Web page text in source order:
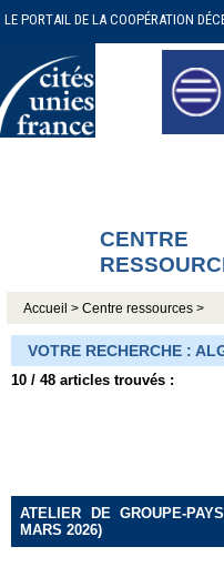
LE PORTAIL DE LA COOPÉRATION
CENTRE
Accueil >Centre ressources >
VOTRE RECHERCHE :
10 / 48 articles trouvés :
ATELIER DE GROUPE-
MARS 2026)